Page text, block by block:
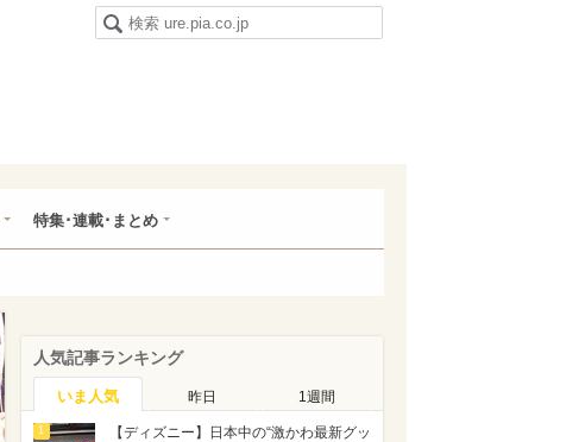
特集･連載･まとめ
人気記事ランキング
いま人気 昨日 1週間
1
【ディズニー】日本中の“激かわ最新グッ